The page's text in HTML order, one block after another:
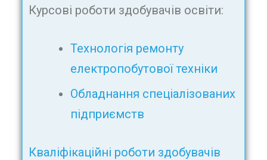
Курсові роботи здобувачів освіти:
Технологія ремонту
електропобутової техніки
Обладнання спеціалізованих
підприємств
Кваліфікаційні роботи здобувачів